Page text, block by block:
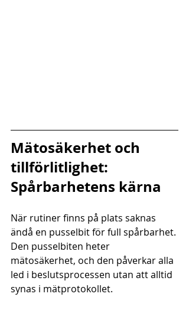
Mätosäkerhet och
tillförlitlighet:
Spårbarhetens kärna
När rutiner finns på plats saknas
ändå en pusselbit för full spårbarhet.
Den pusselbiten heter
mätosäkerhet, och den påverkar alla
led i beslutsprocessen utan att alltid
synas i mätprotokollet.